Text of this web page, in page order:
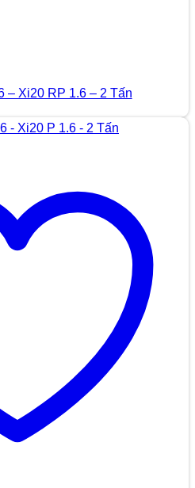
– Xi20 RP 1.6 – 2 Tấn